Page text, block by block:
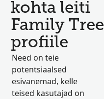
kohta leiti
Family Tree
profiile
Need on teie
potentsiaalsed
esivanemad, kelle
teised kasutajad on